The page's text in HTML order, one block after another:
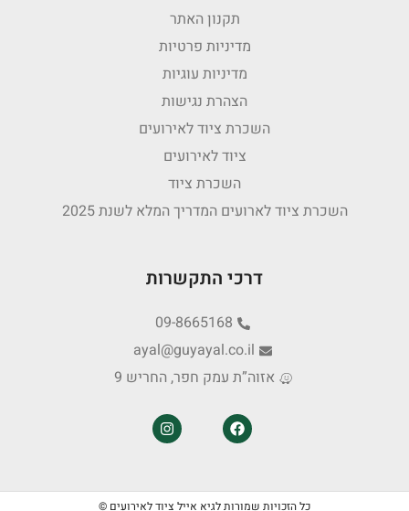
תקנון האתר
מדיניות פרטיות
מדיניות עוגיות
הצהרת נגישות
השכרת ציוד לאירועים
ציוד לאירועים
השכרת ציוד
השכרת ציוד לארועים המדריך המלא לשנת 2025
דרכי התקשרות
09-8665168
ayal@guyayal.co.il
אזוה”ת עמק חפר, החריש 9
כל הזכויות שמורות לגיא אייל ציוד לאירועים ©